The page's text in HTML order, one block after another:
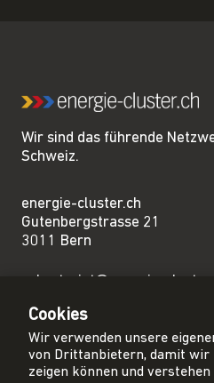
Wir sind das führende
Schweiz.
energie-cluster.ch
Gutenbergstrasse 21
3011 Bern
sekretariat@energie-
Cookies
Wir verwenden unsere
von Drittanbietern, damit wir
zeigen können und